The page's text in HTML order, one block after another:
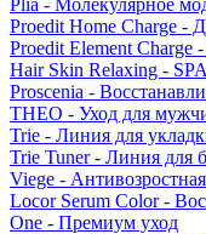
Plia - Молекулярное
Proedit Home Charge -
Proedit Element
Hair Skin Relaxing -
Proscenia -
THEO - Уход для
Trie - Линия для
Trie Tuner - Линия для
Viege -
Locor Serum Color -
One - Премиум уход